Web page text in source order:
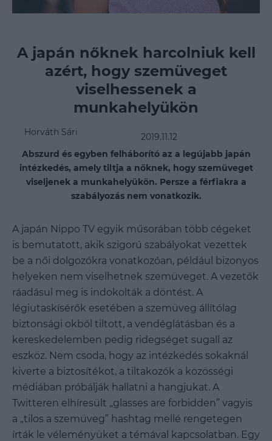
A japán nőknek harcolniuk kell
azért, hogy szemüveget
viselhessenek a
munkahelyükön
Horváth Sári
2019.11.12
Abszurd és egyben felháborító az a legújabb japán
intézkedés, amely tiltja a nőknek, hogy szemüveget
viseljenek a munkahelyükön. Persze a férfiakra a
szabályozás nem vonatkozik.
A japán Nippo TV egyik műsorában több cégeket
is bemutatott, akik szigorú szabályokat vezettek
be a női dolgozókra vonatkozóan, például bizonyos
helyeken nem viselhetnek szemüveget. A vezetők
ráadásul meg is indokolták a döntést. A
légiutaskísérők esetében a szemüveg állítólag
biztonsági okból tiltott, a vendéglátásban és a
kereskedelemben pedig ridegséget sugall az
eszköz. Nem csoda, hogy az intézkedés sokaknál
kiverte a biztosítékot, a tiltakozók a közösségi
médiában próbálják hallatni a hangjukat. A
Twitteren elhíresült „glasses are forbidden” vagyis
a „tilos a szemüveg” hashtag mellé rengetegen
írták le véleményüket a témával kapcsolatban. Egy